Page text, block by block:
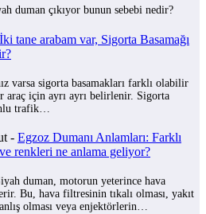
duman çıkıyor bunun sebebi nedir?
İki tane arabam var, Sigorta Basamağı
varsa sigorta basamakları farklı olabilir
araç için ayrı ayrı belirlenir. Sigorta
trafik…
- Egzoz Dumanı Anlamları: Farklı
renkleri ne anlama geliyor?
duman, motorun yeterince hava
Bu, hava filtresinin tıkalı olması, yakıt
olması veya enjektörlerin…